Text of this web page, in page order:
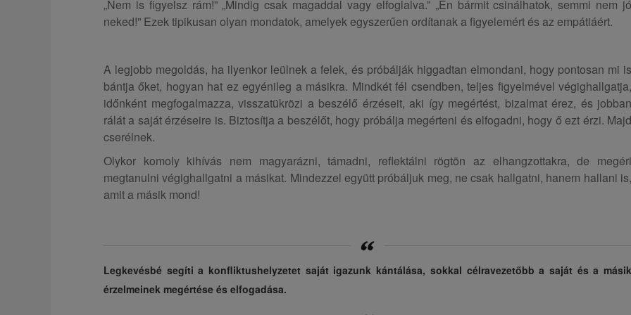
„Nem is figyelsz rám!” „Mindig csak magaddal vagy elfoglalva.” „Én bármit csinálhatok, semmi nem jó
neked!” Ezek tipikusan olyan mondatok, amelyek egyszerűen ordítanak a figyelemért és az empátiáért.
A legjobb megoldás, ha ilyenkor leülnek a felek, és próbálják higgadtan elmondani, hogy pontosan mi is
bántja őket, hogyan hat ez egyénileg a másikra. Mindkét fél csendben, teljes figyelmével végighallgatja,
időnként megfogalmazza, visszatükrözi a beszélő érzéseit, aki így megértést, bizalmat érez, és jobban
rálát a saját érzéseire is. Biztosítja a beszélőt, hogy próbálja megérteni és elfogadni, hogy ő ezt érzi. Majd
cserélnek.
Olykor komoly kihívás nem magyarázni, támadni, reflektálni rögtön az elhangzottakra, de megéri
megtanulni végighallgatni a másikat. Mindezzel együtt próbáljuk meg, ne csak hallgatni, hanem hallani is,
amit a másik mond!
Legkevésbé segíti a konfliktushelyzetet saját igazunk kántálása, sokkal célravezetőbb a saját és a másik
érzelmeinek megértése és elfogadása.